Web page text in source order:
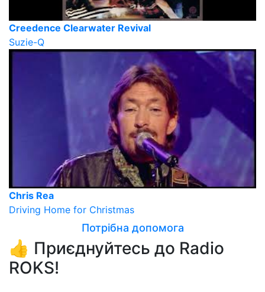
Creedence Clearwater Revival
Suzie-Q
Chris Rea
Driving Home for Christmas
Потрібна допомога
👍 Приєднуйтесь до Radio
ROKS!